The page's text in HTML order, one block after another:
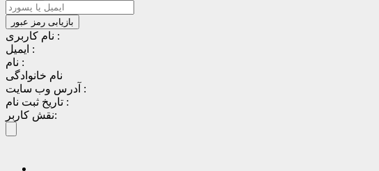
نام کاربری :
ایمیل :
نام :
نام خانوادگی
آدرس وب سایت :
تاریخ ثبت نام :
نقش کاربر: